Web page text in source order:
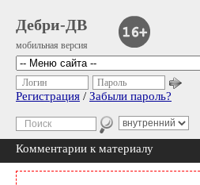
Дебри-ДВ
мобильная версия
Логин Пароль
Регистрация / Забыли пароль?
Комментарии к материалу